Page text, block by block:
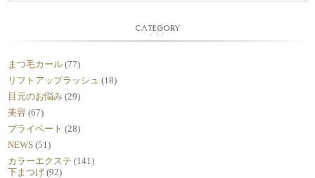
CATEGORY
まつ毛カール (77)
リフトアップラッシュ (18)
目元のお悩み (29)
美容 (67)
プライベート (28)
NEWS (51)
カラーエクステ (141)
下まつげ (92)